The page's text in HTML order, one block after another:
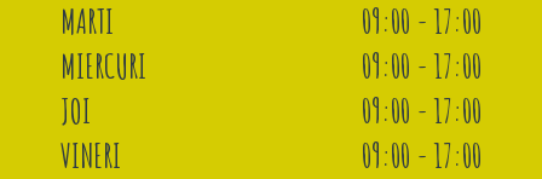
MARTI
09:00 - 17:00
MIERCURI
09:00 - 17:00
JOI
09:00 - 17:00
VINERI
09:00 - 17:00